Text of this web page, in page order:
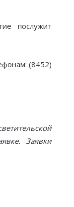
послужит
(8452)
Заявки